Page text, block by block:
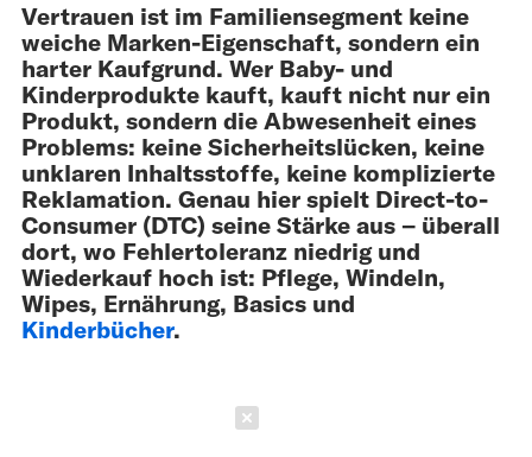
Vertrauen ist im Familiensegment keine
weiche Marken-Eigenschaft, sondern ein
harter Kaufgrund. Wer Baby- und
Kinderprodukte kauft, kauft nicht nur ein
Produkt, sondern die Abwesenheit eines
Problems: keine Sicherheitslücken, keine
unklaren Inhaltsstoffe, keine komplizierte
Reklamation. Genau hier spielt Direct-to-
Consumer (DTC) seine Stärke aus – überall
dort, wo Fehlertoleranz niedrig und
Wiederkauf hoch ist: Pflege, Windeln,
Wipes, Ernährung, Basics und
Kinderbücher.